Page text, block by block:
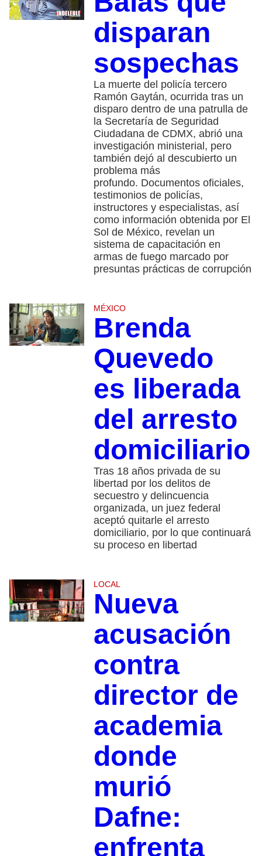
disparan
sospechas
La muerte del policía tercero
Ramón Gaytán, ocurrida tras un
disparo dentro de una patrulla de
la Secretaría de Seguridad
Ciudadana de CDMX, abrió una
investigación ministerial, pero
también dejó al descubierto un
problema más
profundo. Documentos oficiales,
testimonios de policías,
instructores y especialistas, así
como información obtenida por El
Sol de México, revelan un
sistema de capacitación en
armas de fuego marcado por
presuntas prácticas de corrupción
MÉXICO
Brenda
Quevedo
es liberada
del arresto
domiciliario
Tras 18 años privada de su
libertad por los delitos de
secuestro y delincuencia
organizada, un juez federal
aceptó quitarle el arresto
domiciliario, por lo que continuará
su proceso en libertad
LOCAL
Nueva
acusación
contra
director de
academia
donde
murió
Dafne:
enfrenta